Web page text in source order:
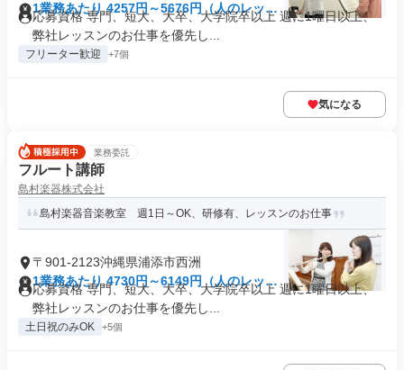
1業務あたり 4257円～5676円（人のレッス
ン 180分）
応募資格 専門、短大、大卒、大学院卒以上 週に1曜日以上、
弊社レッスンのお仕事を優先し...
フリーター歓迎 +7個
気になる
業務委託
フルート講師
島村楽器株式会社
島村楽器音楽教室 週1日～OK、研修有、レッスンのお仕事
〒901-2123沖縄県浦添市西洲
1業務あたり 4730円～6149円（人のレッス
ン 90分）
応募資格 専門、短大、大卒、大学院卒以上 週に1曜日以上、
弊社レッスンのお仕事を優先し...
土日祝のみOK +5個